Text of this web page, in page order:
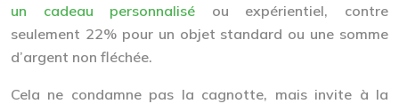
un cadeau personnalisé ou expérientiel, contre
seulement 22% pour un objet standard ou une somme
d’argent non fléchée.
Cela ne condamne pas la cagnotte, mais invite à la